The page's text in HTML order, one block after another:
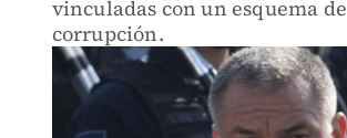
vinculadas con un esquema de
corrupción.